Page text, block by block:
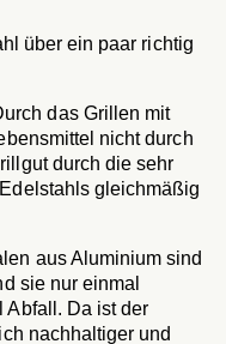
über ein paar richtig
das Grillen mit
nicht durch
durch die sehr
gleichmäßig
aus Aluminium sind
sie nur einmal
Abfall. Da ist der
nachhaltiger und